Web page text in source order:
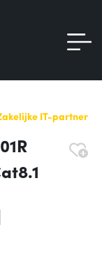
IT-partner